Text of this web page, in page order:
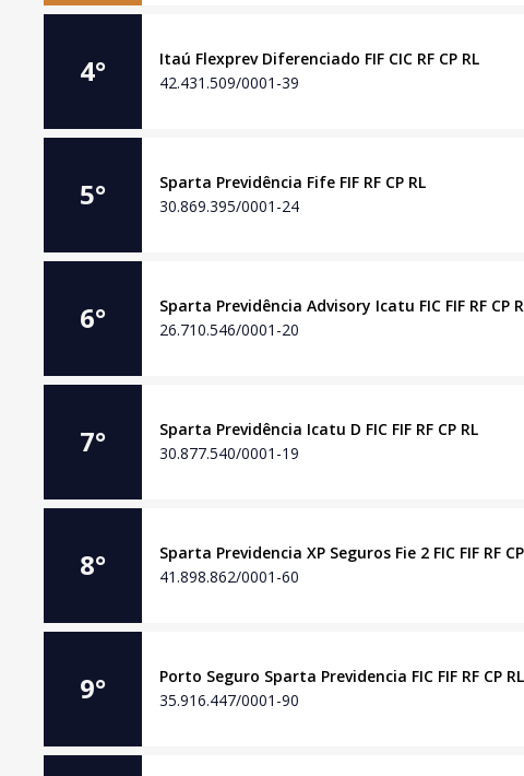
4°
Itaú Flexprev Diferenciado FIF CIC RF CP RL
42.431.509/0001-39
5°
Sparta Previdência Fife FIF RF CP RL
30.869.395/0001-24
6°
Sparta Previdência Advisory Icatu FIC FIF RF CP
26.710.546/0001-20
7°
Sparta Previdência Icatu D FIC FIF RF CP RL
30.877.540/0001-19
8°
Sparta Previdencia XP Seguros Fie 2 FIC FIF RF
41.898.862/0001-60
9°
Porto Seguro Sparta Previdencia FIC FIF RF CP RL
35.916.447/0001-90